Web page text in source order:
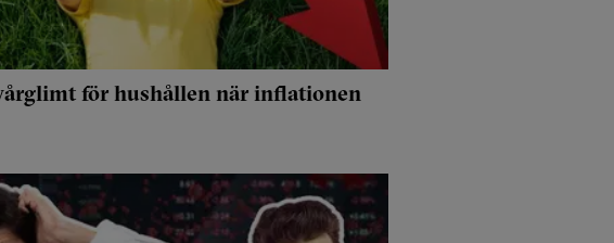
för hushållen när inflationen